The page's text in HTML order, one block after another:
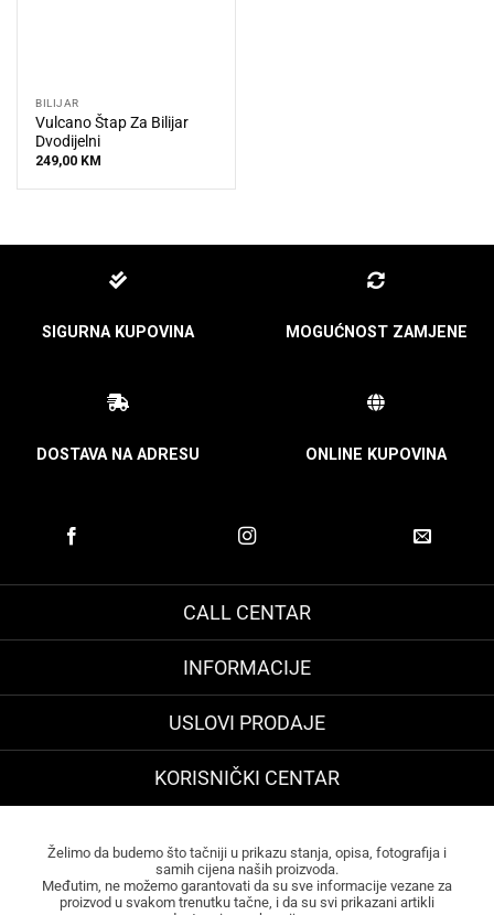
BILIJAR
Vulcano Štap Za Bilijar
Dvodijelni
249,00 KM
SIGURNA KUPOVINA MOGUĆNOST ZAMJENE
DOSTAVA NA ADRESU ONLINE KUPOVINA
CALL CENTAR
INFORMACIJE
USLOVI PRODAJE
KORISNIČKI CENTAR
Želimo da budemo što tačniji u prikazu stanja, opisa, fotografija i
samih cijena naših proizvoda.
Međutim, ne možemo garantovati da su sve informacije vezane za
proizvod u svakom trenutku tačne, i da su svi prikazani artikli